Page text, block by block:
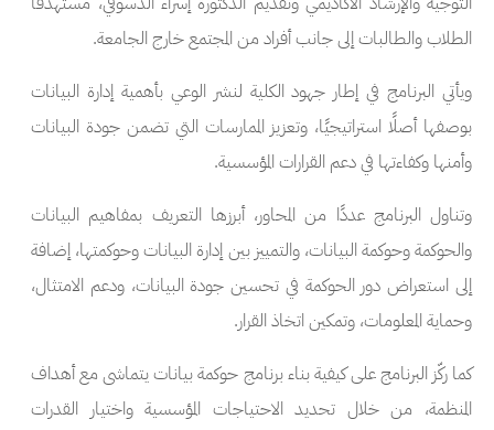
الطلاب والطالبات إلى جانب أفراد من المجتمع خارج الجامعة.
ويأتي البرنامج في إطار جهود الكلية لنشر الوعي بأهمية إدارة البيانات
بوصفها أصلًا استراتيجيًا، وتعزيز الممارسات التي تضمن جودة البيانات
وأمنها وكفاءتها في دعم القرارات المؤسسية.
وتناول البرنامج عددًا من المحاور، أبرزها التعريف بمفاهيم البيانات
والحوكمة وحوكمة البيانات، والتمييز بين إدارة البيانات وحوكمتها، إضافة
إلى استعراض دور الحوكمة في تحسين جودة البيانات، ودعم الامتثال،
وحماية المعلومات، وتمكين اتخاذ القرار.
كما ركّز البرنامج على كيفية بناء برنامج حوكمة بيانات يتماشى مع أهداف
المنظمة، من خلال تحديد الاحتياجات المؤسسية واختيار القدرات